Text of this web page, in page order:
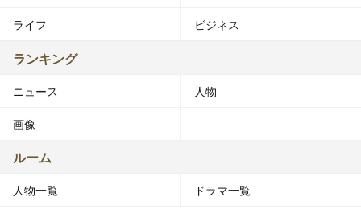
ライフ ビジネス
ランキング
ニュース 人物
画像
ルーム
人物一覧 ドラマ一覧